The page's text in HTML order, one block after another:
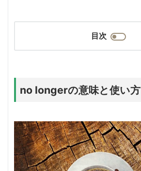
目次
no longerの意味と使い方